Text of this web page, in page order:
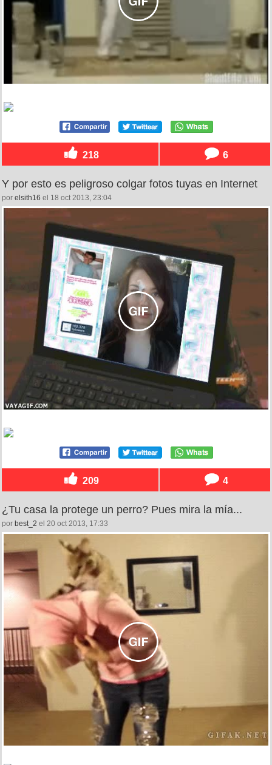
218 6
Y por esto es peligroso colgar fotos tuyas en Internet
por elsith16 el 18 oct 2013, 23:04
209 4
¿Tu casa la protege un perro? Pues mira la mía...
por best_2 el 20 oct 2013, 17:33